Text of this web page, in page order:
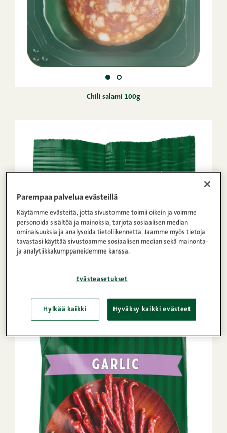
Chili salami 100g
Parempaa palvelua evästeillä
Käytämme evästeitä, jotta sivustomme toimii oikein ja voimme
personoida sisältöä ja mainoksia, tarjota sosiaalisen median
ominaisuuksia ja analysoida tietoliikennettä. Jaamme myös tietoja
tavastasi käyttää sivustoamme sosiaalisen median sekä mainonta-
ja analytiikkakumppaneidemme kanssa.
Evästeasetukset
Hylkää kaikki Hyväksy kaikki evästeet